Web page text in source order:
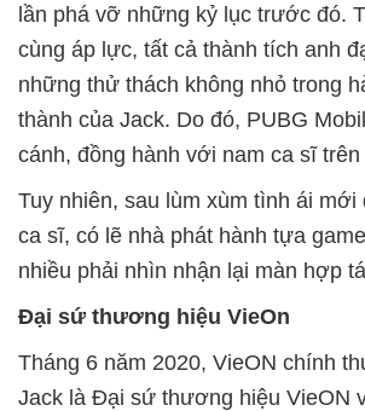
lần phá vỡ những kỷ lục trước đó.
cùng áp lực, tất cả thành tích anh
những thử thách không nhỏ trong
thành của Jack. Do đó, PUBG
cánh, đồng hành với nam ca sĩ
Tuy nhiên, sau lùm xùm tình ái mới
ca sĩ, có lẽ nhà phát hành tựa
nhiều phải nhìn nhận lại màn hợp
Đại sứ thương hiệu VieOn
Tháng 6 năm 2020, VieON chính
Jack là Đại sứ thương hiệu VieON